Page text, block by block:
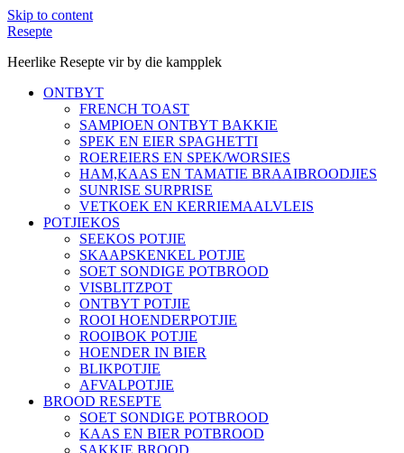
Skip to content
Resepte
Heerlike Resepte vir by die kampplek
ONTBYT
FRENCH TOAST
SAMPIOEN ONTBYT BAKKIE
SPEK EN EIER SPAGHETTI
ROEREIERS EN SPEK/WORSIES
HAM,KAAS EN TAMATIE BRAAIBROODJIES
SUNRISE SURPRISE
VETKOEK EN KERRIEMAALVLEIS
POTJIEKOS
SEEKOS POTJIE
SKAAPSKENKEL POTJIE
SOET SONDIGE POTBROOD
VISBLITZPOT
ONTBYT POTJIE
ROOI HOENDERPOTJIE
ROOIBOK POTJIE
HOENDER IN BIER
BLIKPOTJIE
AFVALPOTJIE
BROOD RESEPTE
SOET SONDIGE POTBROOD
KAAS EN BIER POTBROOD
SAKKIE BROOD